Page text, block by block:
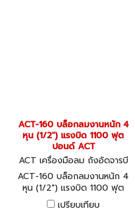
ACT-160 บล็อกลมงานหนัก 4
หุน (1/2") แรงบิด 1100 ฟุต
ปอนด์ ACT
ACT เครื่องมือลม ถังอัดจารบี
อุปกรณ์งานลมต่างๆ ACT-160
ACT-160 บล็อกลมงานหนัก 4
หุน (1/2") แรงบิด 1100 ฟุต
ปอนด์ ACT
เปรียบเทียบ